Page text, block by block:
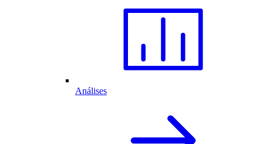
Análises